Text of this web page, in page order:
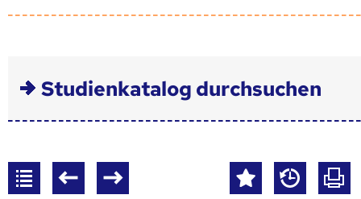
Studienkatalog durchsuchen